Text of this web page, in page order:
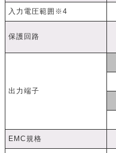
入力電圧範囲※4
保護回路
出力端子
EMC規格